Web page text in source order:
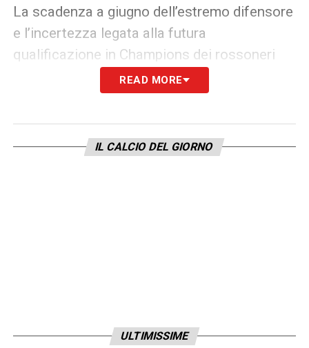
La scadenza a giugno dell’estremo difensore
e l’incertezza legata alla futura
qualificazione in Champions dei rossoneri
impongono soluzioni alternative.
trattando con Raiola la possibilità di un
READ MORE
IL CALCIO DEL GIORNO
ULTIMISSIME